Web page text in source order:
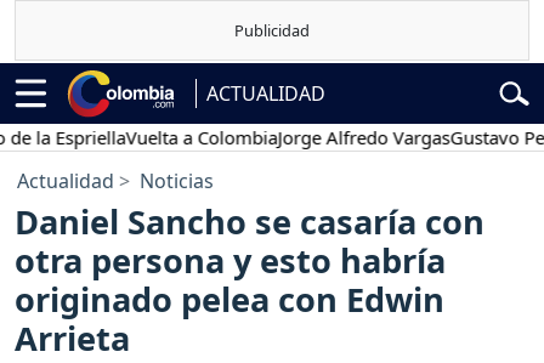
ACTUALIDAD
Vuelta a ColombiaJorge Alfredo VargasGustavo Petro
Actualidad Noticias
Daniel Sancho se casaría con
otra persona y esto habría
originado pelea con Edwin
Arrieta